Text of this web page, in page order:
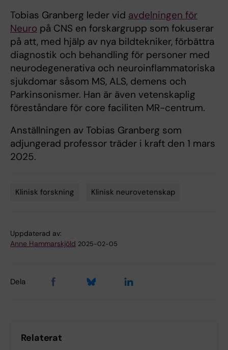
Tobias Granberg leder vid avdelningen för
Neuro på CNS en forskargrupp som fokuserar
på att, med hjälp av nya bildtekniker, förbättra
diagnostik och behandling för personer med
neurodegenerativa och neuroinflammatoriska
sjukdomar såsom MS, ALS, demens och
Parkinsonismer. Han är även vetenskaplig
föreståndare för core faciliten MR-centrum.
Anställningen av Tobias Granberg som
adjungerad professor träder i kraft den 1 mars
2025.
Klinisk forskning Klinisk neurovetenskap
Uppdaterad av:
Anne Hammarskjöld 2025-02-05
Dela
Relaterat